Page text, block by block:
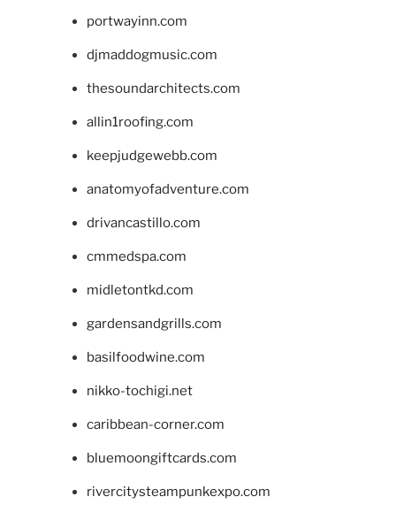
portwayinn.com
djmaddogmusic.com
thesoundarchitects.com
allin1roofing.com
keepjudgewebb.com
anatomyofadventure.com
drivancastillo.com
cmmedspa.com
midletontkd.com
gardensandgrills.com
basilfoodwine.com
nikko-tochigi.net
caribbean-corner.com
bluemoongiftcards.com
rivercitysteampunkexpo.com